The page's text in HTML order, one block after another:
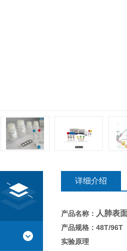
详细介绍
产品名称： 人肺表
产品规格：48T/96T
实验原理